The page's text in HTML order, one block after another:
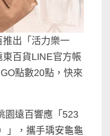
出「活力樂一
百貨LINE官方帳
點數20點，快來
園遠百響應「523
」，攜手瑀安龜龜